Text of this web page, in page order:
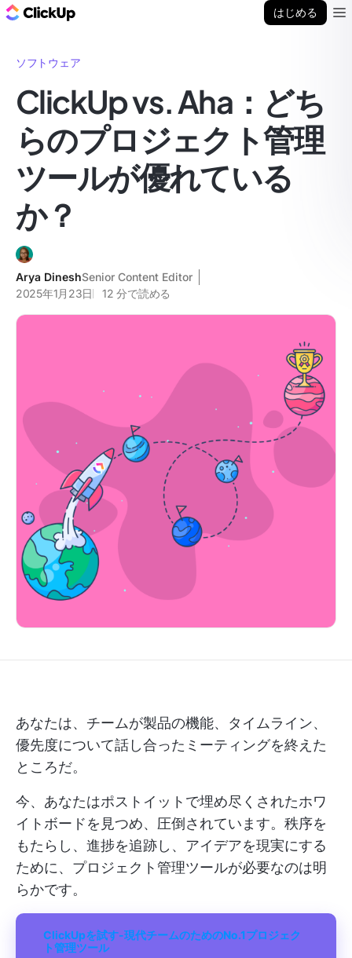
はじめる
ソフトウェア
ClickUp vs. Aha：どち
らのプロジェクト管理
ツールが優れている
か？
Arya DineshSenior Content Editor
2025年1月23日
12 分で読める
あなたは、チームが製品の機能、タイムライン、
優先度について話し合ったミーティングを終えた
ところだ。
今、あなたはポストイットで埋め尽くされたホワ
イトボードを見つめ、圧倒されています。秩序を
もたらし、進捗を追跡し、アイデアを現実にする
ために、プロジェクト管理ツールが必要なのは明
らかです。
ClickUpを試す-現代チームのためのNo.1プロジェク
ト管理ツール